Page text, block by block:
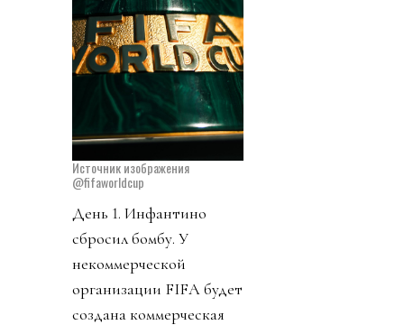
Источник изображения
@fifaworldcup
День 1. Инфантино
сбросил бомбу. У
некоммерческой
организации FIFA будет
создана коммерческая